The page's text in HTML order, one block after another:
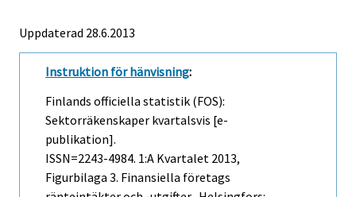
Uppdaterad 28.6.2013
Instruktion för hänvisning:
Finlands officiella statistik (FOS):
Sektorräkenskaper kvartalsvis [e-
publikation].
ISSN=2243-4984. 1:a Kvartalet 2013,
Figurbilaga 3. Finansiella företags